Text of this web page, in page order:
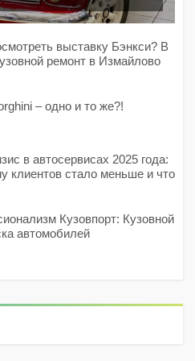
выставку Бэнкси? В
ремонт в Измайлово
– одно и то же?!
в автосервисах 2025 года:
клиентов стало меньше и что
Кузовпорт: Кузовной
автомобилей